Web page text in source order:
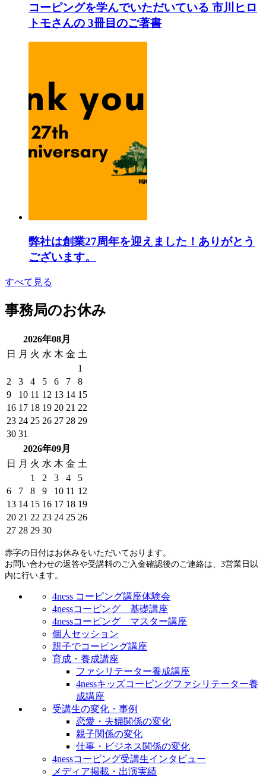
コーピングを学んでいただいている 市川ヒロ
トモさんの 3冊目のご著書
弊社は創業27周年を迎えました！ありがとう
ございます。
すべて見る
事務局のお休み
2026年08月
日
月 火 水 木 金 土
1
2
3 4 5 6 7
8
9
10 11 12 13 14 15
16 17 18 19 20 21 22
23 24 25 26 27 28 29
30 31
2026年09月
日
月 火 水 木 金 土
1
2 3 4
5
6
7 8 9 10 11 12
13 14 15 16 17 18 19
20 21 22 23 24 25 26
27 28 29 30
赤字の日付はお休みをいただいております。
お問い合わせの返答や受講料のご入金確認後のご連絡は、3営業日以
内に行います。
4ness コーピング講座体験会
4nessコーピング 基礎講座
4nessコーピング マスター講座
個人セッション
親子でコーピング講座
育成・養成講座
ファシリテーター養成講座
4nessキッズコーピングファシリテーター養
成講座
受講生の変化・事例
恋愛・夫婦関係の変化
親子関係の変化
仕事・ビジネス関係の変化
4nessコーピング受講生インタビュー
メディア掲載・出演実績